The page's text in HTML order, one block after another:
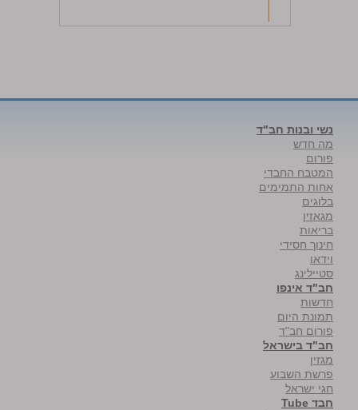
נשי ובנות חב"ד
מה חדש
פורום
המטבח החבדי
אחות התמימים
בלוגים
מגאזין
בריאות
חינוך חסידי
וידאו
סטיילינג
חב"ד אינפו
חדשות
תמונת היום
פורום חב"ד
חב"ד בישראל
מגזין
פרשת השבוע
חגי ישראל
חבד Tube